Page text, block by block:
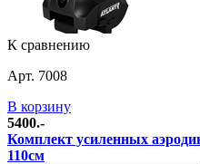
К сравнению
Арт. 7008
В корзину
5400.-
Комплект усиленных
110см